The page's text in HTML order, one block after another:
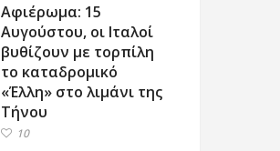
Αφιέρωμα: 15
Αυγούστου, οι Ιταλοί
βυθίζουν με τορπίλη
το καταδρομικό
«Έλλη» στο λιμάνι της
Τήνου
10